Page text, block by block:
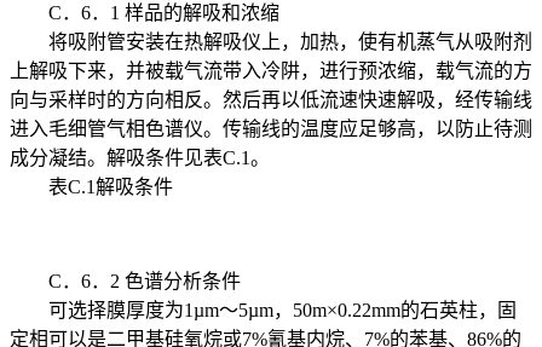
C．6．1 样品的解吸和浓缩
将吸附管安装在热解吸仪上，加热，使有机蒸气从吸附剂
上解吸下来，并被载气流带入冷阱，进行预浓缩，载气流的方
向与采样时的方向相反。然后再以低流速快速解吸，经传输线
进入毛细管气相色谱仪。传输线的温度应足够高，以防止待测
成分凝结。解吸条件见表C.1。
表C.1解吸条件
C．6．2 色谱分析条件
可选择膜厚度为1µm～5µm，50m×0.22mm的石英柱，固
定相可以是二甲基硅氧烷或7%氰基内烷、7%的苯基、86%的